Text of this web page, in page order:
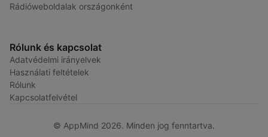
Rádióweboldalak országonként
Rólunk és kapcsolat
Adatvédelmi irányelvek
Használati feltételek
Rólunk
Kapcsolatfelvétel
© AppMind 2026. Minden jog fenntartva.